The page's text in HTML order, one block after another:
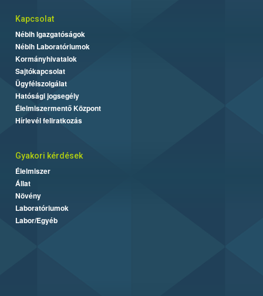
Kapcsolat
Nébih Igazgatóságok
Nébih Laboratóriumok
Kormányhivatalok
Sajtókapcsolat
Ügyfélszolgálat
Hatósági jogsegély
Élelmiszermentő Központ
Hírlevél feliratkozás
Gyakori kérdések
Élelmiszer
Állat
Növény
Laboratóriumok
Labor/Egyéb